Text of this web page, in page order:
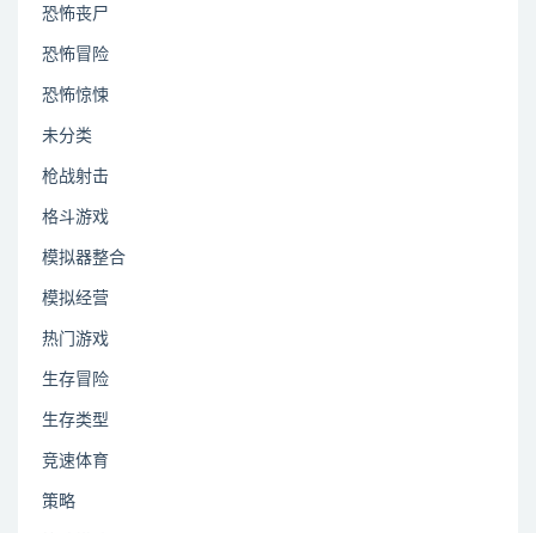
恐怖丧尸
恐怖冒险
恐怖惊悚
未分类
枪战射击
格斗游戏
模拟器整合
模拟经营
热门游戏
生存冒险
生存类型
竞速体育
策略